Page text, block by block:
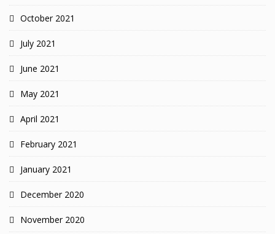
October 2021
July 2021
June 2021
May 2021
April 2021
February 2021
January 2021
December 2020
November 2020